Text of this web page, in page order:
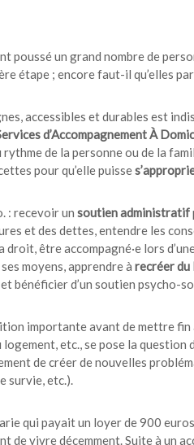
poussé un grand nombre de
étape ; encore faut-il qu’elles
accessibles et durables est
d’Accompagnement À
rythme de la personne ou de la
pour qu’elle puisse
: recevoir un soutien administratif
et des dettes, entendre les
droit, être accompagné·e lors
moyens, apprendre à recréer du
bénéficier d’un soutien psycho-
importante avant de mettre fin
etc., se pose la question
de créer de nouvelles
survie, etc.).
qui payait un loyer de 900
de vivre décemment. Suite à un